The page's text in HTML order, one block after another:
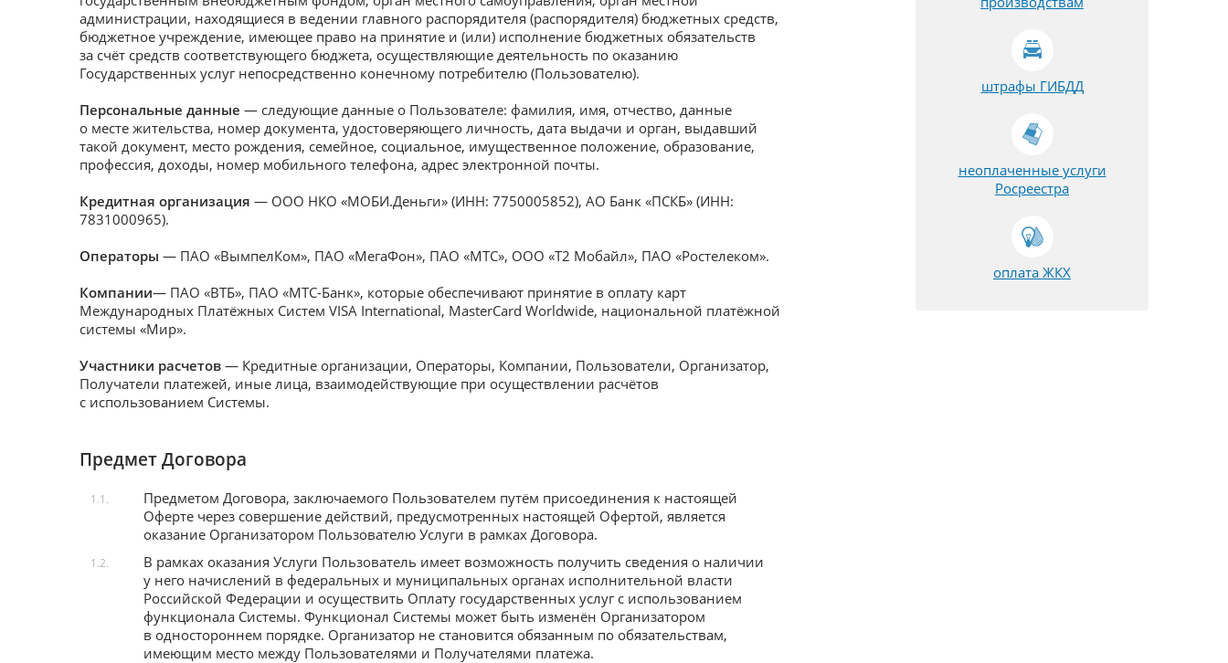
администрации, находящиеся в ведении главного распорядителя (распорядителя) бюджетных средств,
бюджетное учреждение, имеющее право на принятие и (или) исполнение бюджетных обязательств
за счёт средств соответствующего бюджета, осуществляющие деятельность по оказанию
Государственных услуг непосредственно конечному потребителю (Пользователю).
Персональные данные — следующие данные о Пользователе: фамилия, имя, отчество, данные
о месте жительства, номер документа, удостоверяющего личность, дата выдачи и орган, выдавший
такой документ, место рождения, семейное, социальное, имущественное положение, образование,
профессия, доходы, номер мобильного телефона, адрес электронной почты.
Кредитная организация — ООО НКО «МОБИ.Деньги» (ИНН: 7750005852), АО Банк «ПСКБ» (ИНН:
7831000965).
Операторы — ПАО «ВымпелКом», ПАО «МегаФон», ПАО «МТС», ООО «Т2 Мобайл», ПАО «Ростелеком».
Компании— ПАО «ВТБ», ПАО «МТС-Банк», которые обеспечивают принятие в оплату карт
Международных Платёжных Систем VISA International, MasterCard Worldwide, национальной платёжной
системы «Мир».
Участники расчетов — Кредитные организации, Операторы, Компании, Пользователи, Организатор,
Получатели платежей, иные лица, взаимодействующие при осуществлении расчётов
с использованием Системы.
Предмет Договора
1.1.
Предметом Договора, заключаемого Пользователем путём присоединения к настоящей
Оферте через совершение действий, предусмотренных настоящей Офертой, является
оказание Организатором Пользователю Услуги в рамках Договора.
1.2.
В рамках оказания Услуги Пользователь имеет возможность получить сведения о наличии
у него начислений в федеральных и муниципальных органах исполнительной власти
Российской Федерации и осуществить Оплату государственных услуг с использованием
функционала Системы. Функционал Системы может быть изменён Организатором
в одностороннем порядке. Организатор не становится обязанным по обязательствам,
имеющим место между Пользователями и Получателями платежа.
штрафы ГИБДД
неоплаченные услуги
Росреестра
оплата ЖКХ